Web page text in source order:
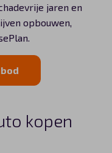
jaren en
opbouwen,
kopen